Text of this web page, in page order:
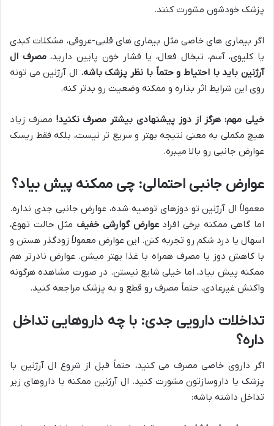
پزشک خودشون مشورت کنند.
اگر بیماری های خاصی مثل بیماری های قلبی-عروقی، مشکلات کبدی
یا کلیوی، آسم، تبخال فعال، یا فشار خون پایین دارید،مصرف ال
آرژنین باید با احتیاط و حتماً با نظر پزشک باشه. ال آرژنین می تونه
روی این شرایط اثر بذاره و ممکنه وضعیت رو بدتر کنه.
خیلی مهم: هرگز از دوز پیشنهادی بیشتر مصرف نکنید! مصرف زیاد
هیچ مکملی به معنی نتیجه بهتر و سریع تر نیست، بلکه فقط ریسک
عوارض جانبی رو بالا میبره.
عوارض جانبی احتمالی: چی ممکنه پیش بیاد؟
معمولاً ال آرژنین تو دوزهای توصیه شده، عوارض جانبی جدی نداره.
اما گاهی ممکنه برخی افرادعوارض گوارشی خفیف مثل حالت تهوع،
اسهال یا درد شکم رو تجربه کنن. این عوارض معمولاً زودگذر هستن و
با کاهش دوز یا مصرف همراه با غذا بهتر میشن. عوارض نادرتر هم
ممکنه پیش بیاد، اما خیلی شایع نیستن. در صورت مشاهده هرگونه
واکنش غیرعادی، حتماً مصرف رو قطع و به پزشک مراجعه کنید.
تداخلات دارویی جدی: با چه داروهایی تداخل
داره؟
اگر داروی خاصی مصرف می کنید، حتماً قبل از شروع ال آرژنین با
پزشک یا داروسازتون مشورت کنید. ال آرژنین ممکنه با داروهای زیر
تداخل داشته باشه: